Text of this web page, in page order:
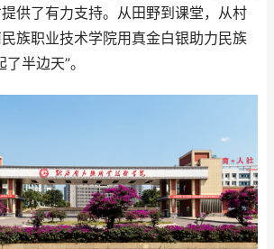
供了有力支持。从田野到课堂，从村
族职业技术学院用真金白银助力民族
半边天”。